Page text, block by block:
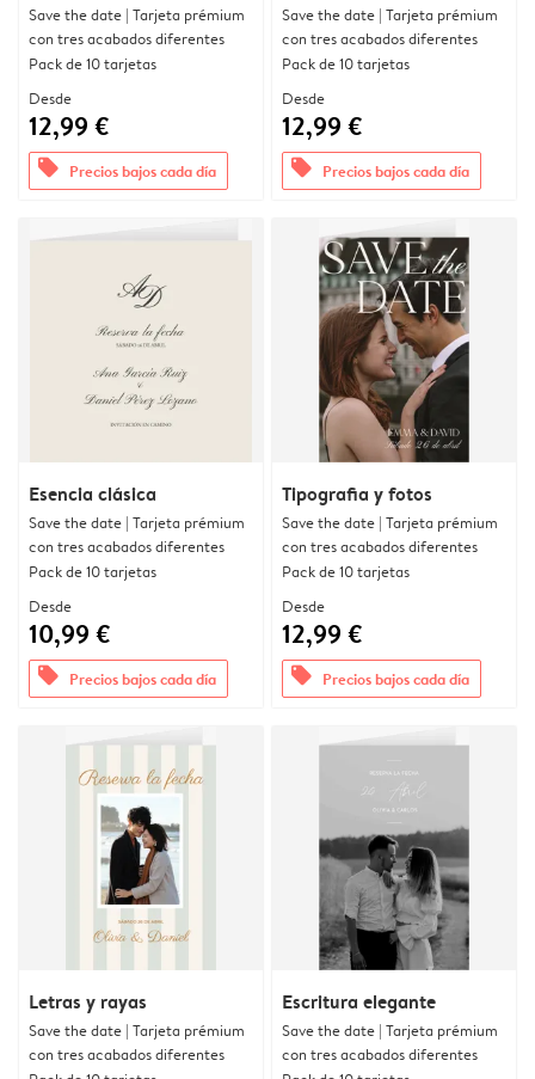
Save the date | Tarjeta prémium
con tres acabados diferentes
Pack de 10 tarjetas
Desde
12,99 €
offers Precios bajos cada día
Save the date | Tarjeta prémium
con tres acabados diferentes
Pack de 10 tarjetas
Desde
12,99 €
offers Precios bajos cada día
Esencia clásica
Save the date | Tarjeta prémium
con tres acabados diferentes
Pack de 10 tarjetas
Desde
10,99 €
offers Precios bajos cada día
Tipografia y fotos
Save the date | Tarjeta prémium
con tres acabados diferentes
Pack de 10 tarjetas
Desde
12,99 €
offers Precios bajos cada día
Letras y rayas
Save the date | Tarjeta prémium
con tres acabados diferentes
Escritura elegante
Save the date | Tarjeta prémium
con tres acabados diferentes